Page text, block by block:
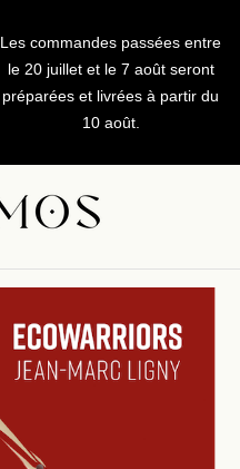
Les commandes passées entre
le 20 juillet et le 7 août seront
préparées et livrées à partir du
10 août.